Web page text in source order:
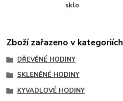
sklo
Zboží zařazeno v kategoriích
DŘEVĚNÉ HODINY
SKLENĚNÉ HODINY
KYVADLOVÉ HODINY